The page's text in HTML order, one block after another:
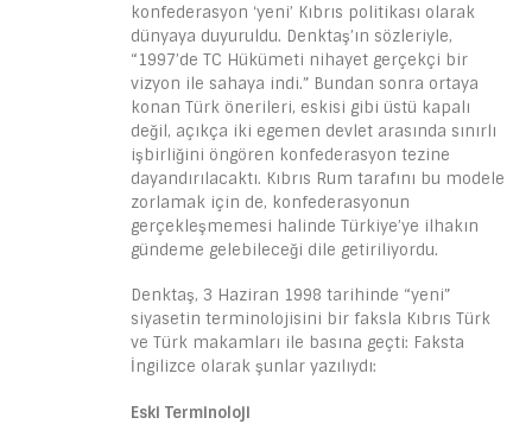
konfederasyon ‘yeni’ Kıbrıs politikası olarak
dünyaya duyuruldu. Denktaş’ın sözleriyle,
“1997’de TC Hükümeti nihayet gerçekçi bir
vizyon ile sahaya indi.” Bundan sonra ortaya
konan Türk önerileri, eskisi gibi üstü kapalı
değil, açıkça iki egemen devlet arasında sınırlı
işbirliğini öngören konfederasyon tezine
dayandırılacaktı. Kıbrıs Rum tarafını bu modele
zorlamak için de, konfederasyonun
gerçekleşmemesi halinde Türkiye’ye ilhakın
gündeme gelebileceği dile getiriliyordu.
Denktaş, 3 Haziran 1998 tarihinde “yeni”
siyasetin terminolojisini bir faksla Kıbrıs Türk
ve Türk makamları ile basına geçti: Faksta
İngilizce olarak şunlar yazılıydı:
Eski Terminoloji